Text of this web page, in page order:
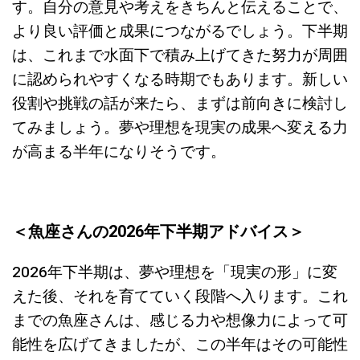
す。自分の意見や考えをきちんと伝えることで、
より良い評価と成果につながるでしょう。下半期
は、これまで水面下で積み上げてきた努力が周囲
に認められやすくなる時期でもあります。新しい
役割や挑戦の話が来たら、まずは前向きに検討し
てみましょう。夢や理想を現実の成果へ変える力
が高まる半年になりそうです。
＜魚座さんの2026年下半期アドバイス＞
2026年下半期は、夢や理想を「現実の形」に変
えた後、それを育てていく段階へ入ります。これ
までの魚座さんは、感じる力や想像力によって可
能性を広げてきましたが、この半年はその可能性